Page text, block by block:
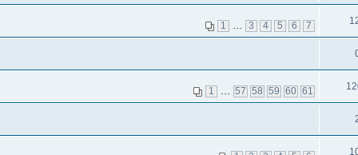
1 … 3 4 5 6 7
1 … 57 58 59 60 61